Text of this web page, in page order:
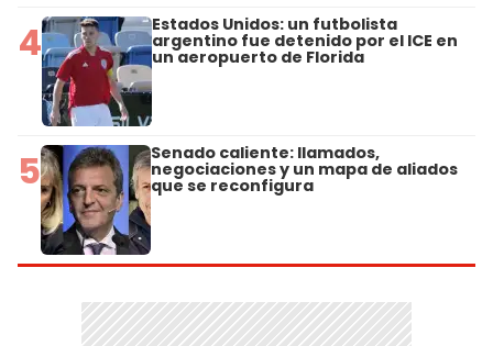
4 Estados Unidos: un futbolista
argentino fue detenido por el ICE en
un aeropuerto de Florida
5 Senado caliente: llamados,
negociaciones y un mapa de aliados
que se reconfigura